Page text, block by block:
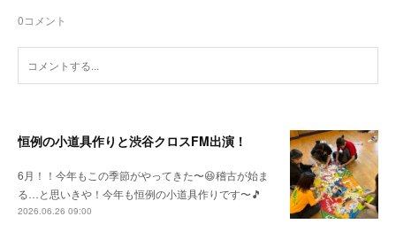
0コメント
恒例の小道具作りと渋谷クロスFM出演！
6月！！今年もこの季節がやってきた〜😆稽古が始ま
る…と思いきや！今年も恒例の小道具作りです〜🎵
2026.06.26 09:00